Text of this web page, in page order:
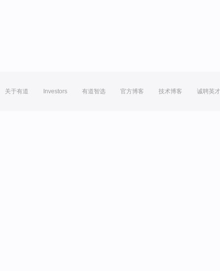
关于有道 Investors 有道智选 官方博客 技术博客 诚聘英才